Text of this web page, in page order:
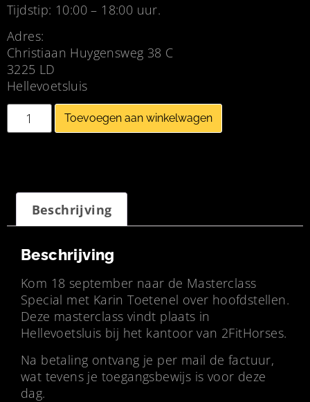
Tijdstip: 10:00 – 18:00 uur.
Adres:
Christiaan Huygensweg 38 C
3225 LD
Hellevoetsluis
Toevoegen aan winkelwagen
Beschrijving
Beschrijving
Kom 18 september naar de Masterclass
Special met Karin Toetenel over hoofdstellen.
Deze masterclass vindt plaats in
Hellevoetsluis bij het kantoor van 2FitHorses.
Na betaling ontvang je per mail de factuur,
wat tevens je toegangsbewijs is voor deze
dag.